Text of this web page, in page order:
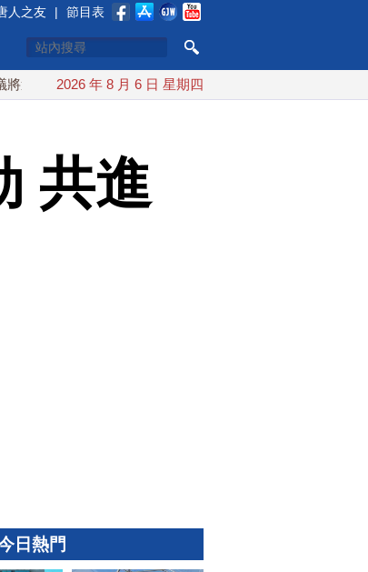
人之友 | 節目表
朗傳不收通行費 配合漢光 總統賴清德親登雲豹前進
2026 年 8 月 6 日 星期四
共進
日熱門